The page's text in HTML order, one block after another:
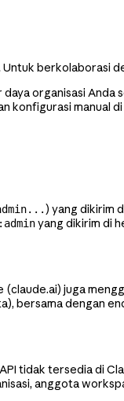
Untuk berkolaborasi
organisasi
konfigurasi manual di
) yang dikirim
yang dikirim di
juga
bersama dengan
tidak tersedia di
anggota